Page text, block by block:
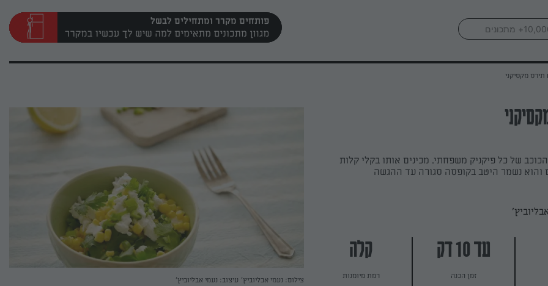
פותחים מקרר ומתחילים לבשל
מקסיקני
של כל פיקניק משפחתי. מכינים אותו בקלי קלות
והוא נשמר היטב בקופסה סגורה עד ההגשה
עד 10 דק
זמן הכנה
קלה
רמת מיומנות צילום: נעמי אבליוביץ' עיצוב: נעמי אבליוביץ'